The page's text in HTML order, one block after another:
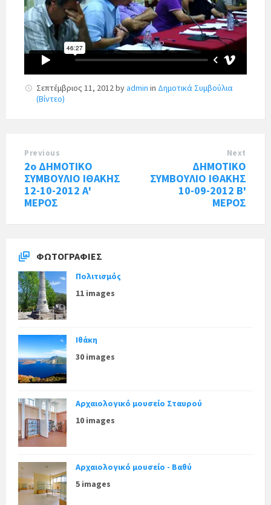
Σεπτέμβριος 11, 2012byadmin in Δημοτικά Συμβούλια
(Βίντεο)
Previous
2ο ΔΗΜΟΤΙΚΟ
ΣΥΜΒΟΥΛΙΟ ΙΘΑΚΗΣ
12-10-2012 Α'
ΜΕΡΟΣ
Next
ΔΗΜΟΤΙΚΟ
ΣΥΜΒΟΥΛΙΟ ΙΘΑΚΗΣ
10-09-2012 Β'
ΜΕΡΟΣ
ΦΩΤΟΓΡΑΦΊΕΣ
Πολιτισμός
11 images
Ιθάκη
30 images
Αρχαιολογικό μουσείο Σταυρού
10 images
Αρχαιολογικό μουσείο - Βαθύ
5 images